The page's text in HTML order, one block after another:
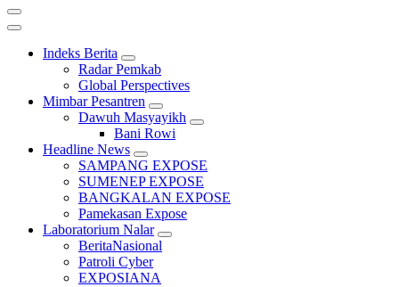
Indeks Berita
Radar Pemkab
Global Perspectives
Mimbar Pesantren
Dawuh Masyayikh
Bani Rowi
Headline News
SAMPANG EXPOSE
SUMENEP EXPOSE
BANGKALAN EXPOSE
Pamekasan Expose
Laboratorium Nalar
BeritaNasional
Patroli Cyber
EXPOSIANA